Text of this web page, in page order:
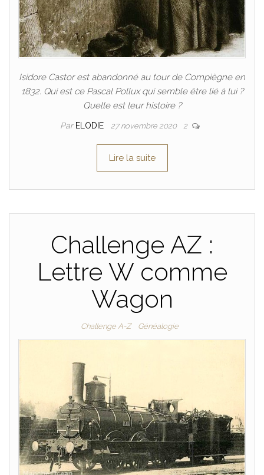
Isidore Castor est abandonné au tour de Compiègne en
1832. Qui est ce Pascal Pollux qui semble être lié à lui ?
Quelle est leur histoire ?
Par ELODIE 27 novembre 2020 2
Lire la suite
Challenge AZ :
Lettre W comme
Wagon
Challenge A-Z Généalogie